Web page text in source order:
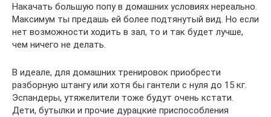
Накачать большую попу в домашних условиях нереально.
Максимум ты предашь ей более подтянутый вид. Но если
нет возможности ходить в зал, то и так будет лучше,
чем ничего не делать.
В идеале, для домашних тренировок приобрести
разборную штангу или хотя бы гантели с нуля до 15 кг.
Эспандеры, утяжелители тоже будут очень кстати.
Дети, бутылки и прочие дурацкие приспособления